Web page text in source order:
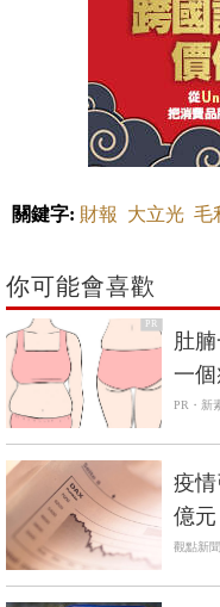
關鍵字: 財報 大立光 毛
你可能會喜歡
PR
肚
一個
PR・新
疫
億元
觀點新聞